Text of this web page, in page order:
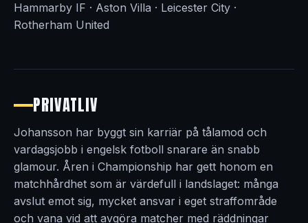
Hammarby IF · Aston Villa · Leicester City ·
Rotherham United
PRIVATLIV
Johansson har byggt sin karriär på tålamod och
vardagsjobb i engelsk fotboll snarare än snabb
glamour. Åren i Championship har gett honom en
matchhårdhet som är värdefull i landslaget: många
avslut emot sig, mycket ansvar i eget straffområde
och vana vid att avgöra matcher med räddningar